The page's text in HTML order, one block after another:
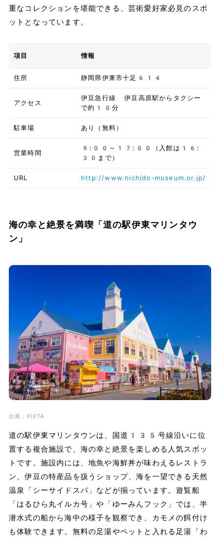
重なコレクションを堪能できる、芸術愛好家必見のスポ
ットとなっています。
項目 情報
住所 静岡県伊東市十足614
アクセス
伊豆急行線 伊豆高原駅からタクシー
で約10分
駐車場 あり（無料）
営業時間
9:00～17:00（入館は16:
30まで）
URL http://www.nichido-museum.or.jp/
海の幸と絶景を満喫「道の駅伊東マリンタウ
ン」
出典；PIXTA
道の駅伊東マリンタウンは、国道135号線沿いに位
置する複合施設で、海の幸と絶景を楽しめる人気スポッ
トです。施設内には、地魚や海鮮丼が味わえるレストラ
ン、伊豆の特産品を扱うショップ、海を一望できる天然
温泉「シーサイドスパ」などが揃っています。遊覧船
「はるひら丸イルカ号」や「ゆーみんフック」では、半
潜水式の船から海中の様子を観察でき、カモメの餌付け
も体験できます。無料の足湯やペットと入れる足湯「わ